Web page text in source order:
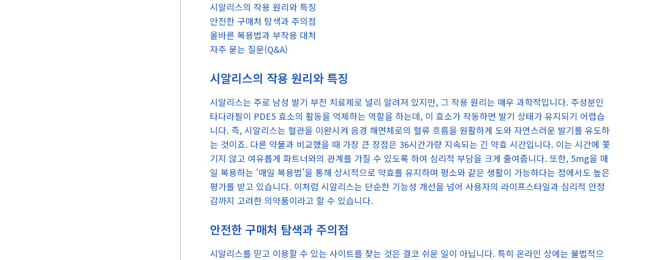
시알리스의 작용 원리와 특징
안전한 구매처 탐색과 주의점
올바른 복용법과 부작용 대처
자주 묻는 질문(Q&A)
시알리스의 작용 원리와 특징
시알리스는 주로 남성 발기 부전 치료제로 널리 알려져 있지만, 그 작용 원리는 매우 과학적입니다. 주성분인
타다라필이 PDE5 효소의 활동을 억제하는 역할을 하는데, 이 효소가 작동하면 발기 상태가 유지되기 어렵습
니다. 즉, 시알리스는 혈관을 이완시켜 음경 해면체로의 혈류 흐름을 원활하게 도와 자연스러운 발기를 유도하
는 것이죠. 다른 약물과 비교했을 때 가장 큰 장점은 36시간가량 지속되는 긴 약효 시간입니다. 이는 시간에 쫓
기지 않고 여유롭게 파트너와의 관계를 가질 수 있도록 하여 심리적 부담을 크게 줄여줍니다. 또한, 5mg을 매
일 복용하는 '매일 복용법'을 통해 상시적으로 약효를 유지하며 평소와 같은 생활이 가능하다는 점에서도 높은
평가를 받고 있습니다. 이처럼 시알리스는 단순한 기능성 개선을 넘어 사용자의 라이프스타일과 심리적 안정
감까지 고려한 의약품이라고 할 수 있습니다.
안전한 구매처 탐색과 주의점
시알리스를 믿고 이용할 수 있는 사이트를 찾는 것은 결코 쉬운 일이 아닙니다. 특히 온라인 상에는 불법적으